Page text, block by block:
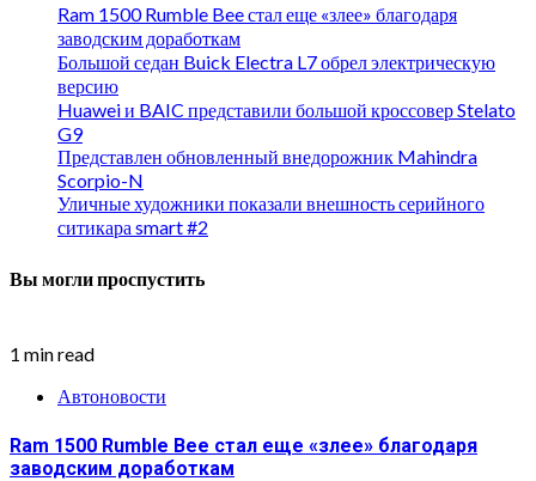
Ram 1500 Rumble Bee стал еще «злее» благодаря
заводским доработкам
Большой седан Buick Electra L7 обрел электрическую
версию
Huawei и BAIC представили большой кроссовер Stelato
G9
Представлен обновленный внедорожник Mahindra
Scorpio-N
Уличные художники показали внешность серийного
ситикара smart #2
Вы могли проспустить
1 min read
Автоновости
Ram 1500 Rumble Bee стал еще «злее» благодаря
заводским доработкам